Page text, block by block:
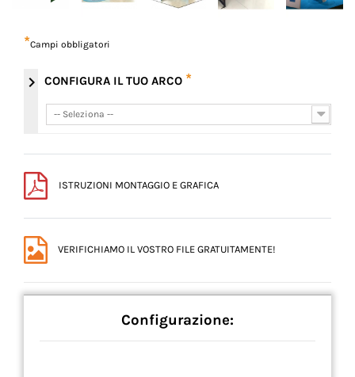
*Campi obbligatori
chevron_right CONFIGURA IL TUO ARCO *
-- Seleziona --
-- Seleziona --
ISTRUZIONI MONTAGGIO E GRAFICA
VERIFICHIAMO IL VOSTRO FILE GRATUITAMENTE!
Configurazione: